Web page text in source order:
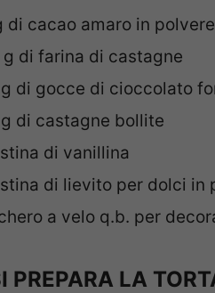
di cacao amaro in polvere
di farina di castagne
di gocce di cioccolato
di castagne bollite
di vanillina
di lievito per dolci in
a velo q.b. per
PREPARA LA